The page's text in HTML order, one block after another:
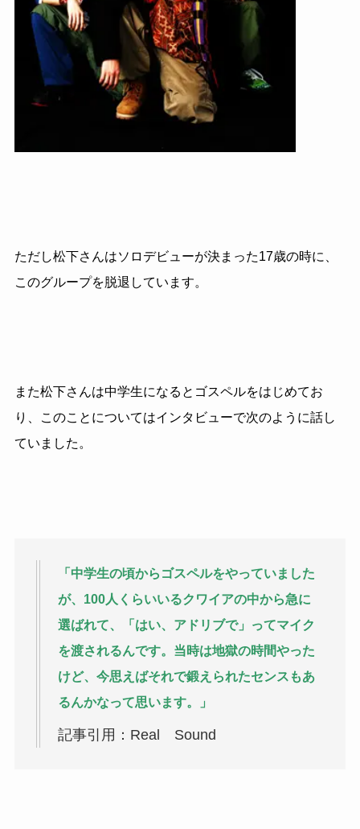
ただし松下さんはソロデビューが決まった17歳の時に、
このグループを脱退しています。
また松下さんは中学生になるとゴスペルをはじめてお
り、このことについてはインタビューで次のように話し
ていました。
「中学生の頃からゴスペルをやっていました
が、100人くらいいるクワイアの中から急に
選ばれて、「はい、アドリブで」ってマイク
を渡されるんです。当時は地獄の時間やった
けど、今思えばそれで鍛えられたセンスもあ
るんかなって思います。」
記事引用：Real Sound